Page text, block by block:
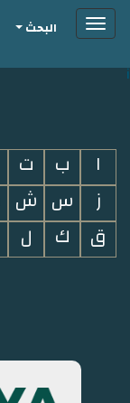
i
Toggleالبحث
ا ب ت
ز
س ش
ق
ك ل